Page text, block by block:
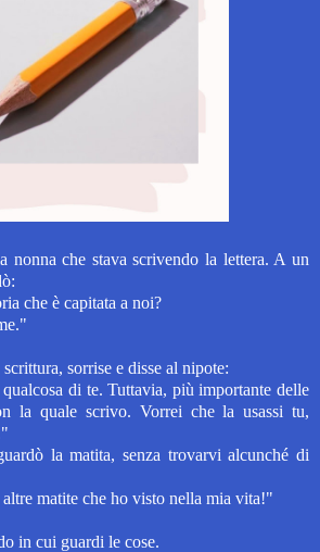
nonna che stava scrivendo la lettera. A un
che è capitata a noi?
sorrise e disse al nipote:
di te. Tuttavia, più importante delle
la quale scrivo. Vorrei che la usassi tu,
la matita, senza trovarvi alcunché di
matite che ho visto nella mia vita!"
in cui guardi le cose.